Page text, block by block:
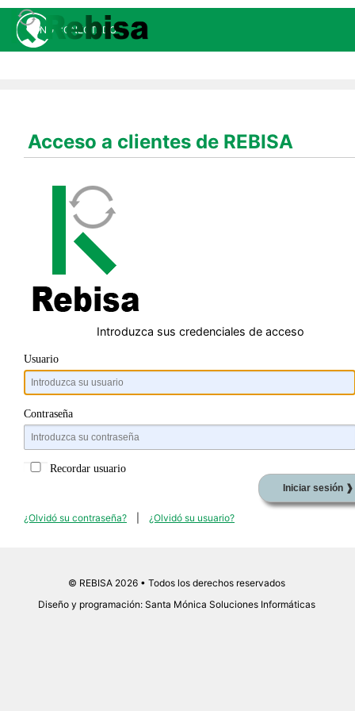
NO CONECTADO
Acceso a clientes de REBISA
Introduzca sus credenciales de acceso
Usuario
Contraseña
Recordar usuario
¿Olvidó su contraseña? ¿Olvidó su usuario?
© REBISA 2026 • Todos los derechos reservados
Diseño y programación: Santa Mónica Soluciones Informáticas